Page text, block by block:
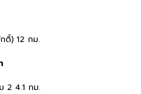
ดิ์) 12 กม.
2 4.1 กม.